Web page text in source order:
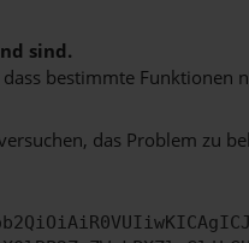
sind.
bestimmte Funktionen
das Problem zu